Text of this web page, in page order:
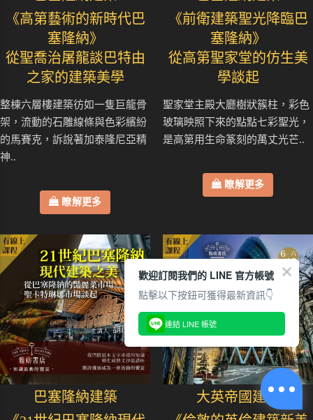
《高第藝術的新時代巴
塞隆納》
從聖喬治屠龍談巴特由
之家的建築美學
整棟六層樓建築彷如一隻巨龍骨
架，流動的石雕線條與色彩繽紛
的馬賽克，訴說著加泰隆尼亞精
神..
瞭解更多
《前衛建築聖光降臨巴
塞隆納》
從高第聖家堂的仿生美
學談起
聖家堂主殿大廳樹狀簇柱，彩色
玻璃映照下來的點點七彩聖光，
是高第用生命篆刻的萬丈光芒..
瞭解更多
巴塞隆納建築
大英帝國建築
歡迎訂閱我們的 LINE 官方帳號
點擊以下按鈕可獲得最新資訊👇
連結 LINE 帳號